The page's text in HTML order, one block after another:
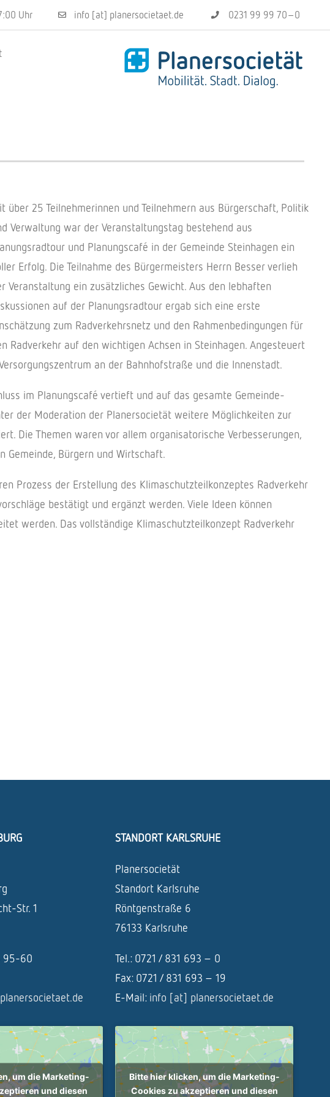
Uhr info [at] planersocietaet.de 0231 99 99 70–0
über 25 Teil­neh­me­rin­nen und Teil­neh­mern aus Bürger­schaft, Poli­tik
Verwal­tung war der Veran­stal­tungs­tag bestehend aus
und Planungs­café in der Gemeinde Stein­ha­gen ein
Erfolg. Die Teil­nahme des Bürger­meis­ters Herrn Besser verlieh
Veran­stal­tung ein zusätz­li­ches Gewicht. Aus den lebhaf­ten
auf der Planungs­rad­tour ergab sich eine erste
zum Radver­kehrs­netz und den Rahmen­be­din­gun­gen für
Radver­kehr auf den wich­ti­gen Achsen in Stein­ha­gen. Ange­steu­ert
an der Bahn­hof­straße und die Innenstadt.
im Planungs­café vertieft und auf das gesamte Gemeinde-
der Mode­ra­tion der Planer­so­cie­tät weitere Möglich­kei­ten zur
Die Themen waren vor allem orga­ni­sa­to­ri­sche Verbes­se­run­gen,
Gemeinde, Bürgern und Wirtschaft.
Prozess der Erstel­lung des Klima­schutz­teil­kon­zep­tes Radver­kehr
bestä­tigt und ergänzt werden. Viele Ideen können
werden. Das voll­stän­dige Klima­schutz­teil­kon­zept Radver­kehr
Str. 1
95-60
STANDORT KARLSRUHE
Planersocietät
Standort Karlsruhe
Röntgenstraße 6
76133 Karlsruhe
Tel.: 0721 / 831 693 – 0
Fax: 0721 / 831 693 – 19
E-Mail: info [at] planersocietaet.de
um die Marketing-
und diesen
Bitte hier klicken, um die Marketing-
Cookies zu akzeptieren und diesen